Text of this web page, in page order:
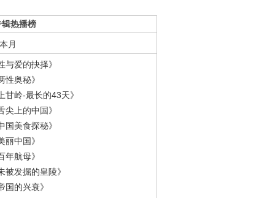
热播榜
本月
与爱的抉择》
性奥秘》
甘岭-最长的43天》
尖上的中国》
国美食探秘》
丽中国》
年航母》
被发掘的皇陵》
国的兴衰》